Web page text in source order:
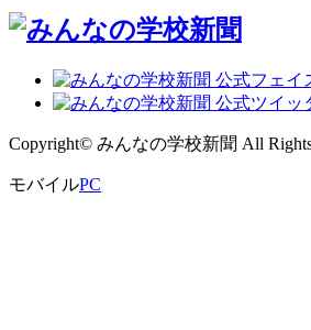
Copyright© みんなの学校新聞 All Rights
モバイルPC